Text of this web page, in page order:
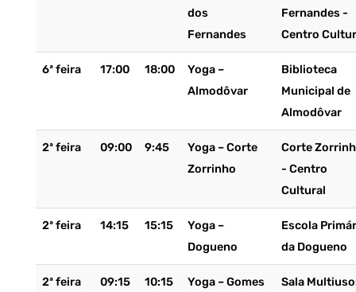
dos
Fernandes
Fernandes -
Centro
6ª feira 17:00 18:00
Yoga –
Almodôvar
Biblioteca
Municipal de
Almodôvar
2ª feira 09:00 9:45
Yoga – Corte
Zorrinho
Corte
- Centro
Cultural
2ª feira 14:15 15:15
Yoga –
Dogueno
Escola
da Dogueno
2ª feira 09:15 10:15
Yoga – Gomes
Sala